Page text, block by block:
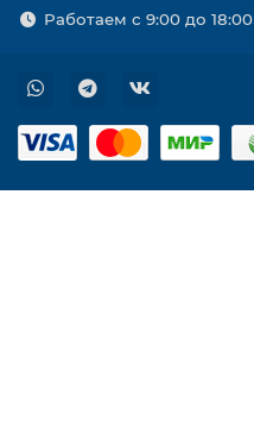
Работаем с 9:00 до 18:00